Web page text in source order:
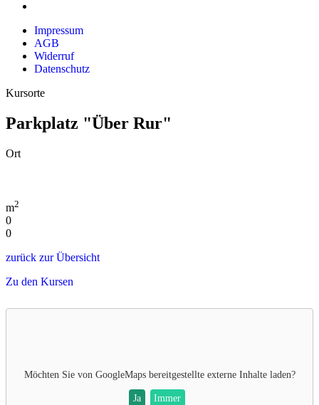
Impressum
AGB
Widerruf
Datenschutz
Kursorte
Parkplatz "Über Rur"
Ort
m2
0
0
zurück zur Übersicht
Zu den Kursen
Möchten Sie von GoogleMapsbereitgestellte externe Inhalte laden?
Ja Immer